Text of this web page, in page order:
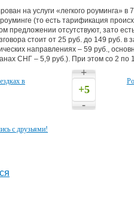
на услуги «легкого роуминга» в
(то есть тарификация
предложении отсутствуют, зато
стоит от 25 руб. до 149 руб. в
направлениях – 59 руб.,
СНГ – 5,9 руб.). При этом со 2
в
+
+5
-
с друзьями!